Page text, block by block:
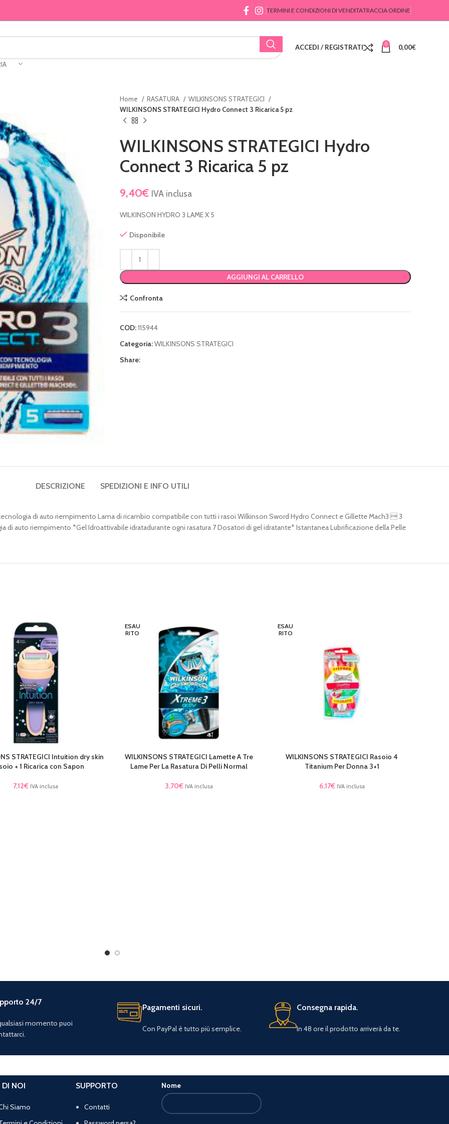
TERMINI E CONDIZIONI DI VENDITATRACCIA ORDINE
ACCEDI / REGISTRATI 0 0,00€
Home RASATURA
WILKINSONS STRATEGICI
WILKINSONS STRATEGICI Hydro Connect 3 Ricarica 5 pz
WILKINSONS STRATEGICI Hydro
Connect 3 Ricarica 5 pz
9,40€ IVA inclusa
WILKINSON HYDRO 3 LAME X 5
Disponibile
AGGIUNGI AL CARRELLO
Confronta
COD:115944
Categoria:WILKINSONS STRATEGICI
Share:
DESCRIZIONE SPEDIZIONI E INFO UTILI
di auto riempimento Lama di ricambio compatibile con tutti i rasoi Wilkinson Sword Hydro Connect e Gillette Mach3  3
di auto riempimento *Gel Idroattivabile idratadurante ogni rasatura 7 Dosatori di gel idratante* Istantanea Lubrificazione della Pelle
STRATEGICI Intuition dry skin
+ 1 Ricarica con Sapon
7,12€ IVA inclusa
ESAU
RITO
LEGGI TUTTO
WILKINSONS STRATEGICI Lamette A Tre
Lame Per La Rasatura Di Pelli Normal
3,70€ IVA inclusa
ESAU
RITO
LEGGI TUTTO
WILKINSONS STRATEGICI Rasoio 4
Titanium Per Donna 3+1
6,17€ IVA inclusa
24/7
momento puoi
Pagamenti sicuri.
Con PayPal è tutto più semplice.
Consegna rapida.
In 48 ore il prodotto arriverà da te.
DI NOI
Siamo
SUPPORTO
Contatti
Nome